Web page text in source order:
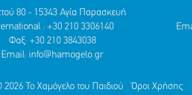
80 - 15343 Αγία Παρασκευή
: +30 210 3306140
Φαξ: +30 210 3843038
Email: info@hamogelo.gr
2026 Το Χαμόγελο του Παιδιού Όροι Χρήσης